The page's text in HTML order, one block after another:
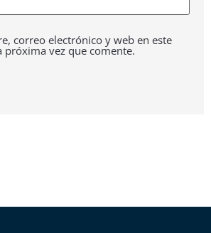
correo electrónico y web en este
próxima vez que comente.